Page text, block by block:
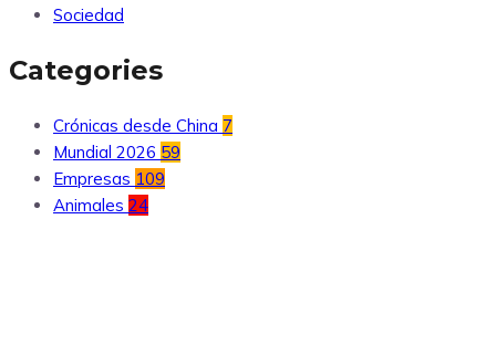
Sociedad
Categories
Crónicas desde China 7
Mundial 2026 59
Empresas 109
Animales 24